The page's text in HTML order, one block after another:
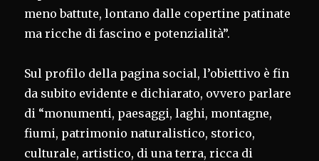
meno battute, lontano dalle copertine patinate
ma ricche di fascino e potenzialità”.
Sul profilo della pagina social, l’obiettivo è fin
da subito evidente e dichiarato, ovvero parlare
di “monumenti, paesaggi, laghi, montagne,
fiumi, patrimonio naturalistico, storico,
culturale, artistico, di una terra, ricca di